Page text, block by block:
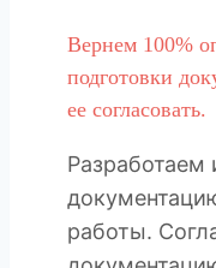
Вернем 100%
подготовки
ее согласовать.
Разработаем
работы.